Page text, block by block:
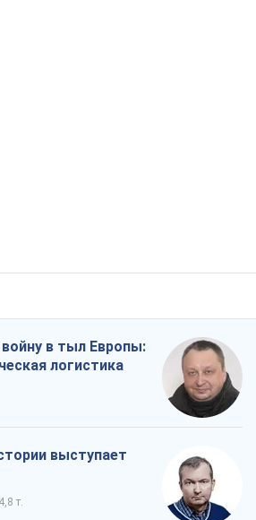
в тыл Европы:
логистика
выступает
4,8 т.